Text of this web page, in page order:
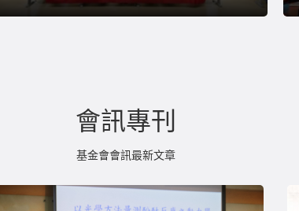
會訊專刊
基金會會訊最新文章